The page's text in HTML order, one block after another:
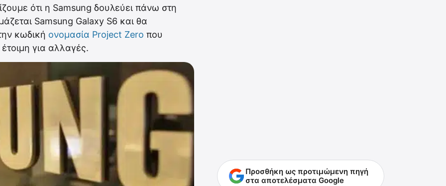
ότι η Samsung δουλεύει πάνω στη
Samsung Galaxy S6 και θα
κωδική ονομασία Project Zero που
για αλλαγές.
Προσθήκη ως προτιμώμενη πηγή
στα αποτελέσματα Google